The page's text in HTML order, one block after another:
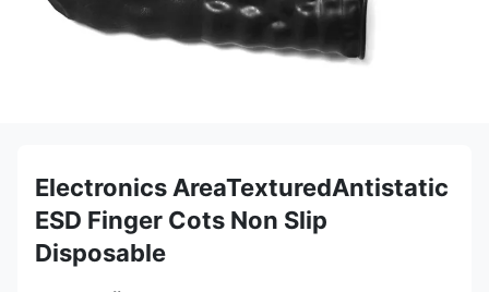
Electronics AreaTexturedAntistatic
ESD Finger Cots Non Slip
Disposable